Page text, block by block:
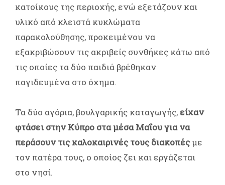
κατοίκους της περιοχής, ενώ εξετάζουν και
υλικό από κλειστά κυκλώματα
παρακολούθησης, προκειμένου να
εξακριβώσουν τις ακριβείς συνθήκες κάτω από
τις οποίες τα δύο παιδιά βρέθηκαν
παγιδευμένα στο όχημα.
Τα δύο αγόρια, βουλγαρικής καταγωγής, είχαν
φτάσει στην Κύπρο στα μέσα Μαΐου για να
περάσουν τις καλοκαιρινές τους διακοπέςμε
τον πατέρα τους, ο οποίος ζει και εργάζεται
στο νησί.